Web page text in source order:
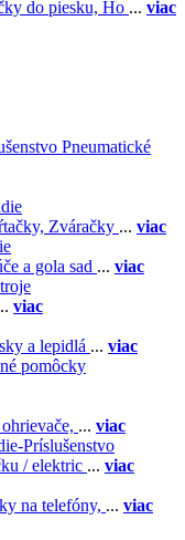
do piesku, Ho ... viac
Pneumatické
Zváračky ... viac
a gola sad ... viac
viac
a lepidlá ... viac
pomôcky
... viac
Príslušenstvo
/ elektric ... viac
na telefóny, ... viac